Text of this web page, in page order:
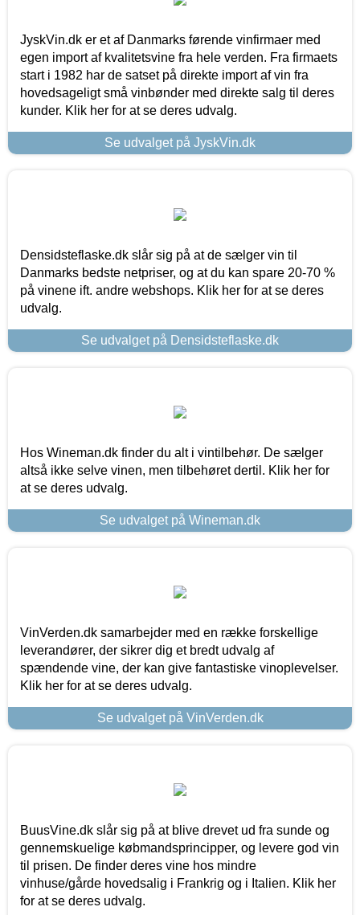
JyskVin.dk er et af Danmarks førende vinfirmaer med
egen import af kvalitetsvine fra hele verden. Fra firmaets
start i 1982 har de satset på direkte import af vin fra
hovedsageligt små vinbønder med direkte salg til deres
kunder. Klik her for at se deres udvalg.
Se udvalget på JyskVin.dk
Densidsteflaske.dk slår sig på at de sælger vin til
Danmarks bedste netpriser, og at du kan spare 20-70 %
på vinene ift. andre webshops. Klik her for at se deres
udvalg.
Se udvalget på Densidsteflaske.dk
Hos Wineman.dk finder du alt i vintilbehør. De sælger
altså ikke selve vinen, men tilbehøret dertil. Klik her for
at se deres udvalg.
Se udvalget på Wineman.dk
VinVerden.dk samarbejder med en række forskellige
leverandører, der sikrer dig et bredt udvalg af
spændende vine, der kan give fantastiske vinoplevelser.
Klik her for at se deres udvalg.
Se udvalget på VinVerden.dk
BuusVine.dk slår sig på at blive drevet ud fra sunde og
gennemskuelige købmandsprincipper, og levere god vin
til prisen. De finder deres vine hos mindre
vinhuse/gårde hovedsalig i Frankrig og i Italien. Klik her
for at se deres udvalg.